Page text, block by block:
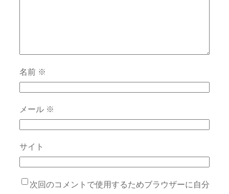
名前 ※
メール ※
サイト
次回のコメントで使用するためブラウザーに自分